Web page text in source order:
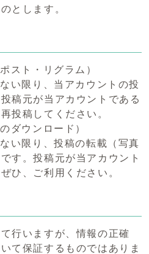
とします。
スト・リグラム）
い限り、当アカウントの投
稿元が当アカウントである
投稿してください。
ダウンロード）
い限り、投稿の転載（写真
す。投稿元が当アカウント
ひ、ご利用ください。
行いますが、情報の正確
て保証するものではありま